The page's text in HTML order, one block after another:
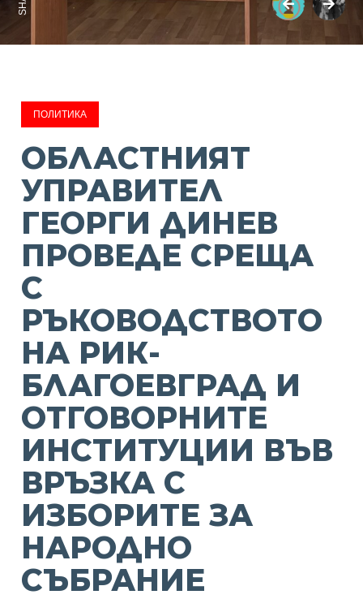
ПОЛИТИКА
ОБЛАСТНИЯТ
УПРАВИТЕЛ
ГЕОРГИ ДИНЕВ
ПРОВЕДЕ СРЕЩА
С
РЪКОВОДСТВОТО
НА РИК-
БЛАГОЕВГРАД И
ОТГОВОРНИТЕ
ИНСТИТУЦИИ ВЪВ
ВРЪЗКА С
ИЗБОРИТЕ ЗА
НАРОДНО
СЪБРАНИЕ